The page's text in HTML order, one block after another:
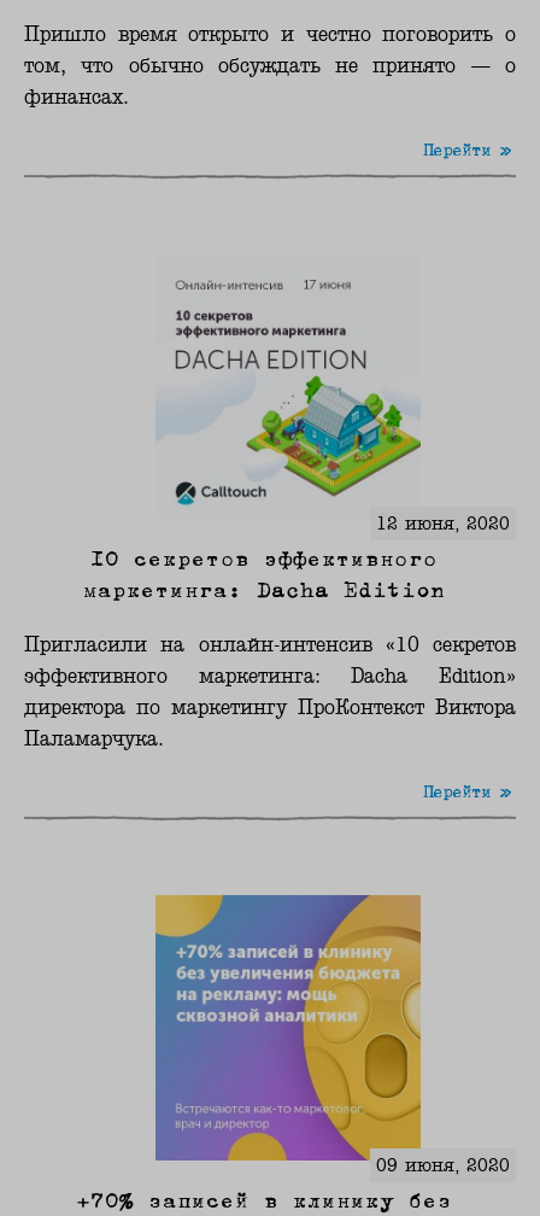
Пришло время открыто и честно поговорить о
том, что обычно обсуждать не принято — о
финансах.
Перейти »
12 июня, 2020
10 секретов эффективного
маркетинга: Dacha Edition
Пригласили на онлайн-интенсив «10 секретов
эффективного маркетинга: Dacha Edition»
директора по маркетингу ПроКонтекст Виктора
Паламарчука.
Перейти »
09 июня, 2020
+70% записей в клинику без